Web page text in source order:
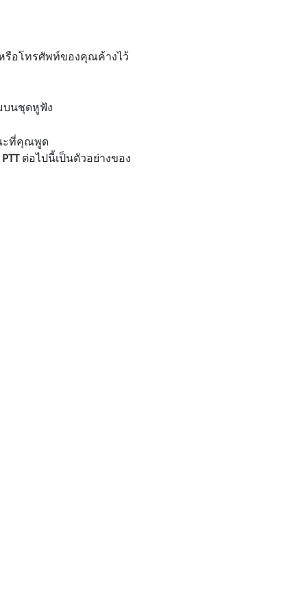
อโทรศัพท์ของคุณค้างไว้
บนชุดหูฟัง
ะที่คุณพูด
ต่อไปนี้เป็นตัวอย่างของ